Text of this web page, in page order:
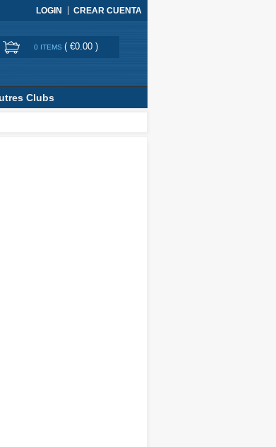
LOGIN CREAR CUENTA
0 ITEMS ( €0.00 )
Clubs